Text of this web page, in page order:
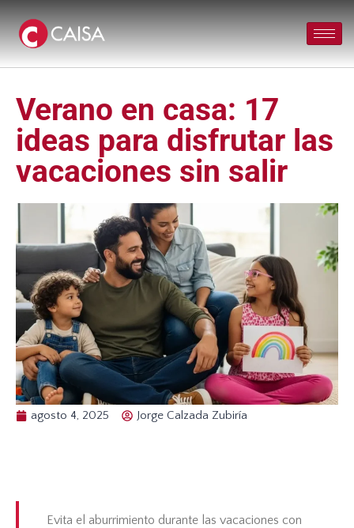
Verano en casa: 17
ideas para disfrutar las
vacaciones sin salir
agosto 4, 2025 Jorge Calzada Zubiría
Evita el aburrimiento durante las vacaciones con